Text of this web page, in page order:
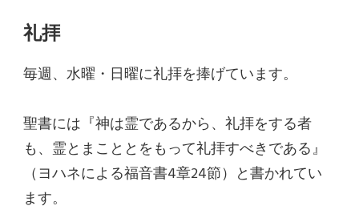
礼拝
毎週、水曜・日曜に礼拝を捧げています。
聖書には 『神は霊であるから、礼拝をする者
も、霊とまこととをもって礼拝すべきである』
（ヨハネによる福音書4章24節） と書かれてい
ます。